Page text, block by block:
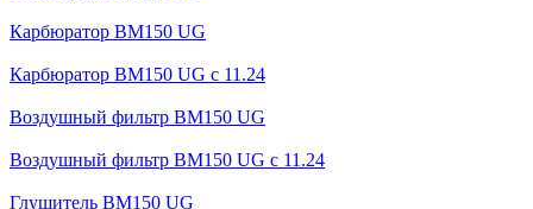
Карбюратор BM150 UG
Карбюратор BM150 UG с 11.24
Воздушный фильтр BM150 UG
Воздушный фильтр BM150 UG c 11.24
Глушитель BM150 UG